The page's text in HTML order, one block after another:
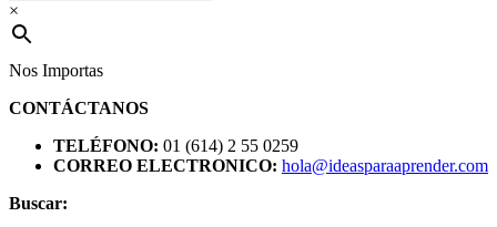
×
Nos Importas
CONTÁCTANOS
TELÉFONO: 01 (614) 2 55 0259
CORREO ELECTRONICO: hola@ideasparaaprender.com
Buscar: